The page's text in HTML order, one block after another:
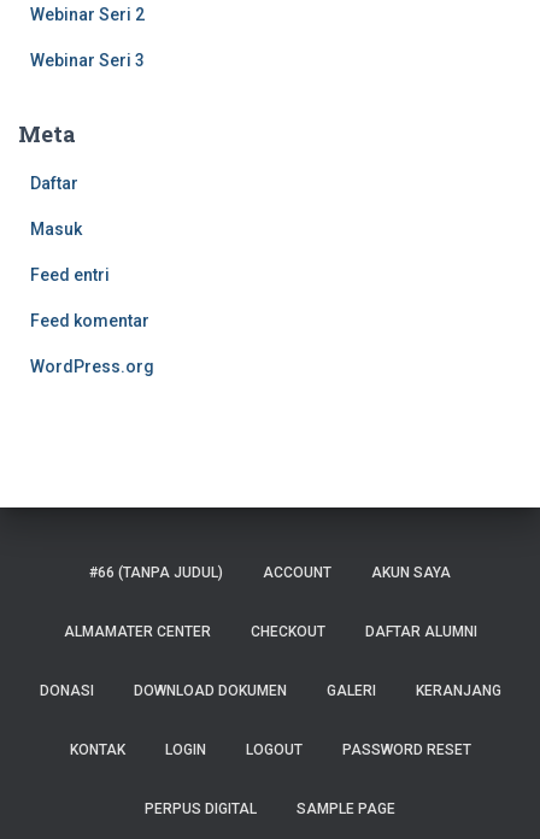
Webinar Seri 2
Webinar Seri 3
Meta
Daftar
Masuk
Feed entri
Feed komentar
WordPress.org
#66 (TANPA JUDUL) ACCOUNT AKUN SAYA
ALMAMATER CENTER CHECKOUT DAFTAR ALUMNI
DONASI DOWNLOAD DOKUMEN GALERI KERANJANG
KONTAK LOGIN LOGOUT PASSWORD RESET
PERPUS DIGITAL SAMPLE PAGE